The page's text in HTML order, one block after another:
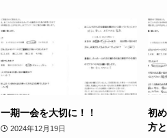
一期一会を大切に！！
2024年12月19日
初
方